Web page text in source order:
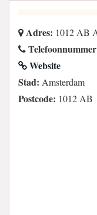
Adres: 1012 AB
Website
Stad: Amsterdam
Postcode: 1012 AB